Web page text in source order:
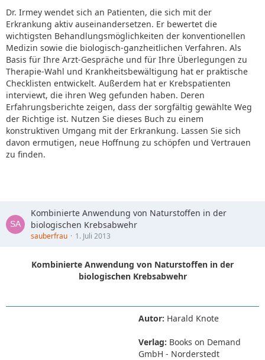
Dr. Irmey wendet sich an Patienten, die sich mit der
Erkrankung aktiv auseinandersetzen. Er bewertet die
wichtigsten Behandlungsmöglichkeiten der konventionellen
Medizin sowie die biologisch-ganzheitlichen Verfahren. Als
Basis für Ihre Arzt-Gespräche und für Ihre Überlegungen zu
Therapie-Wahl und Krankheitsbewältigung hat er praktische
Checklisten entwickelt. Außerdem hat er Krebspatienten
interviewt, die ihren Weg gefunden haben. Deren
Erfahrungsberichte zeigen, dass der sorgfältig gewählte Weg
der Richtige ist. Nutzen Sie dieses Buch zu einem
konstruktiven Umgang mit der Erkrankung. Lassen Sie sich
davon ermutigen, neue Hoffnung zu schöpfen und Vertrauen
zu finden.
Kombinierte Anwendung von Naturstoffen in der
biologischen Krebsabwehr
sauberfrau 1. Juli 2013
Kombinierte Anwendung von Naturstoffen in der
biologischen Krebsabwehr
Autor: Harald Knote
Verlag: Books on Demand
GmbH - Norderstedt